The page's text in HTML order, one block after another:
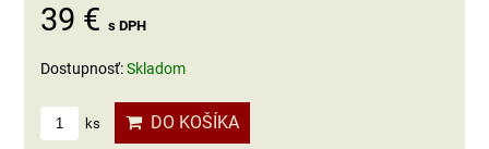
39 € s DPH
Dostupnosť:Skladom
ks DO KOŠÍKA